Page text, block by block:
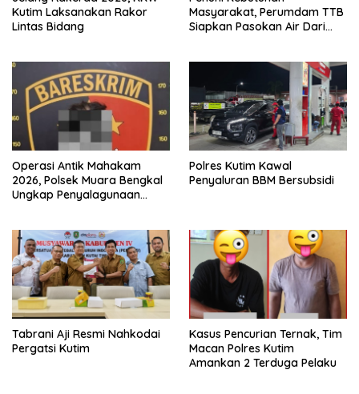
Kutim Laksanakan Rakor
Lintas Bidang
Masyarakat, Perumdam TTB
Siapkan Pasokan Air Dari
Operasi Antik Mahakam
2026, Polsek Muara Bengkal
Ungkap Penyalagunaan
Polres Kutim Kawal
Penyaluran BBM Bersubsidi
Tabrani Aji Resmi Nahkodai
Pergatsi Kutim
Kasus Pencurian Ternak, Tim
Macan Polres Kutim
Amankan 2 Terduga Pelaku